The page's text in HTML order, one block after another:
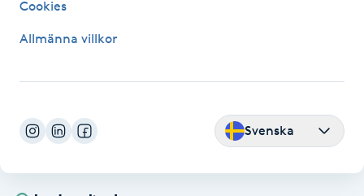
Hyperhidros
Cookies
Allmänna villkor
Svenska